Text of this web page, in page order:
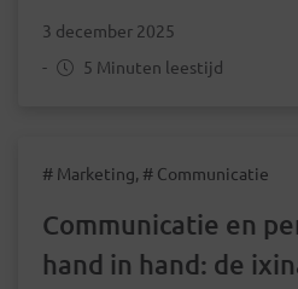
3 december 2025
-
5 Minuten leestijd
# Marketing, # Communicatie
Communicatie en
hand in hand: de